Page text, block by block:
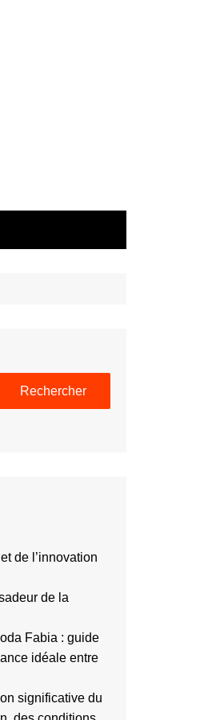
Rechercher
de l’innovation
de la
Fabia : guide
idéale entre
significative du